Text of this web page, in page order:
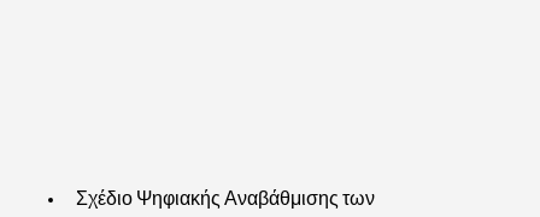
Σχέδιο Ψηφιακής Αναβάθμισης των